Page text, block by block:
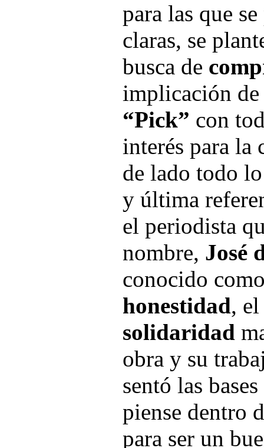
para las que
claras, se
busca de
implicación
“Pick” con
interés para la
de lado todo
y última
el periodista
nombre, José
conocido
honestidad,
solidaridad
obra y su
sentó las
piense dentro
para ser un